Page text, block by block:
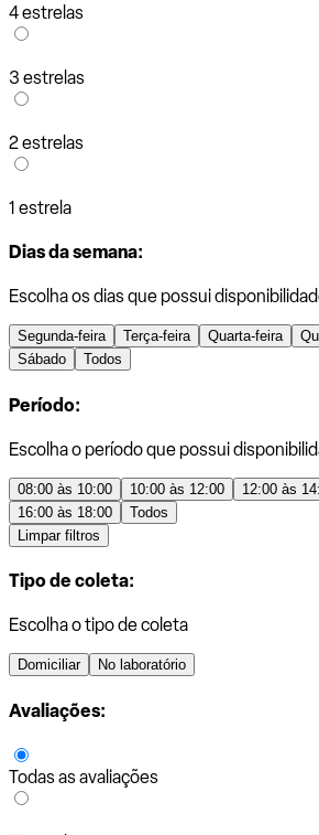
4 estrelas
3 estrelas
2 estrelas
1 estrela
Dias da semana:
Escolha os dias que possui
Segunda-feira Terça-feira Quarta-feira
Sábado
Todos
Período:
Escolha o período que possui
08:00 às 10:00 10:00 às 12:00 12:00 às
16:00 às 18:00
Todos
Limpar filtros
Tipo de coleta:
Escolha o tipo de coleta
Domiciliar No laboratório
Avaliações:
Todas as avaliações